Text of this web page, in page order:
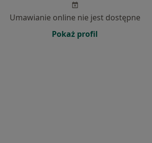
Umawianie online nie jest dostępne
Pokaż profil